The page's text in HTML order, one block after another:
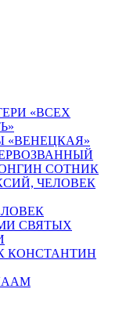
«ВСЕХ
«ВЕНЕЦКАЯ»
СОТНИК
ЧЕЛОВЕК
СВЯТЫХ
КОНСТАНТИН